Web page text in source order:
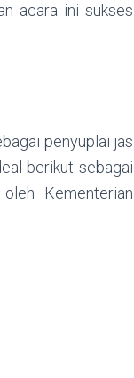
acara ini sukses
penyuplai jas
berikut sebagai
Kementerian